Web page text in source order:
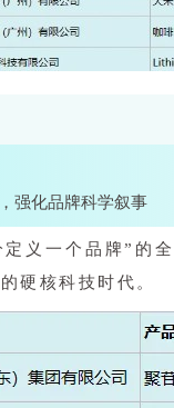
强化品牌科学叙事
义一个品牌”的
硬核科技时代。